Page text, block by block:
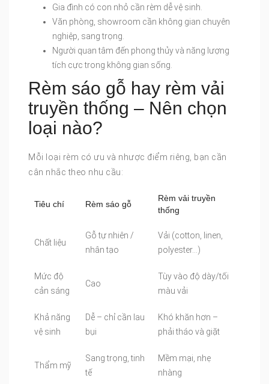
Gia đình có con nhỏ cần rèm dễ vệ sinh.
Văn phòng, showroom cần không gian chuyên
nghiệp, sang trọng.
Người quan tâm đến phong thủy và năng lượng
tích cực trong không gian sống.
Rèm sáo gỗ hay rèm vải
truyền thống – Nên chọn
loại nào?
Mỗi loại rèm có ưu và nhược điểm riêng, bạn cần
cân nhắc theo nhu cầu:
Tiêu chí Rèm sáo gỗ
Rèm vải truyền
thống
Chất liệu
Gỗ tự nhiên /
nhân tạo
Vải (cotton, linen,
polyester…)
Mức độ
cản sáng
Cao
Tùy vào độ dày/tối
màu vải
Khả năng
vệ sinh
Dễ – chỉ cần lau
bụi
Khó khăn hơn –
phải tháo và giặt
Thẩm mỹ
Sang trọng, tinh
tế
Mềm mại, nhẹ
nhàng